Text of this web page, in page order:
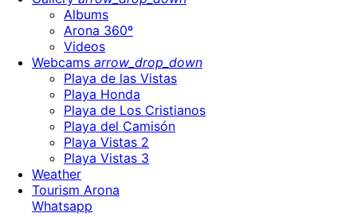
Albums
Arona 360º
Videos
Webcams arrow_drop_down
Playa de las Vistas
Playa Honda
Playa de Los Cristianos
Playa del Camisón
Playa Vistas 2
Playa Vistas 3
Weather
Tourism Arona
Whatsapp